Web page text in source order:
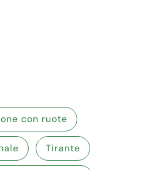
con ruote
Tirante